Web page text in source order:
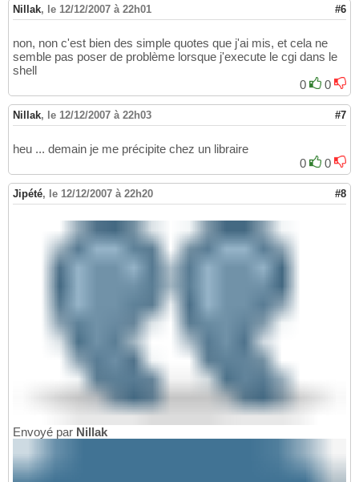
Nillak, le 12/12/2007 à 22h01 #6
non, non c'est bien des simple quotes que j'ai mis, et cela ne
semble pas poser de problème lorsque j'execute le cgi dans le
shell
0
0
Nillak, le 12/12/2007 à 22h03 #7
heu ... demain je me précipite chez un libraire
0
0
Jipété, le 12/12/2007 à 22h20 #8
Envoyé par Nillak